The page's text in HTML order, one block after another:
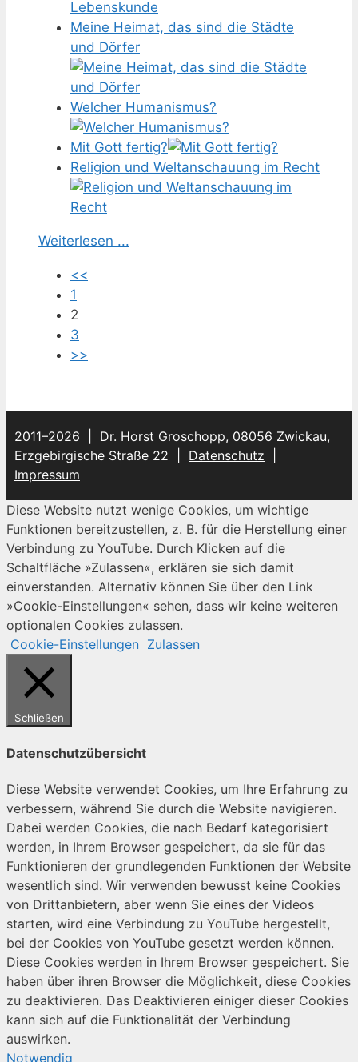
Meine Heimat, das sind die Städte
und Dörfer
Welcher Humanismus?
Mit Gott fertig?
Religion und Weltanschauung im Recht
Weiterlesen ...
<<
1
2
3
>>
2011–2026 | Dr. Horst Groschopp, 08056 Zwickau,
Erzgebirgische Straße 22 | Datenschutz
Impressum
Diese Website nutzt wenige Cookies, um wichtige
Funktionen bereitzustellen, z. B. für die Herstellung einer
Verbindung zu YouTube. Durch Klicken auf die
Schaltfläche »Zulassen«, erklären sie sich damit
einverstanden. Alternativ können Sie über den Link
»Cookie-Einstellungen« sehen, dass wir keine weiteren
optionalen Cookies zulassen.
Cookie-Einstellungen Zulassen
Schließen
Datenschutzübersicht
Diese Website verwendet Cookies, um Ihre Erfahrung zu
verbessern, während Sie durch die Website navigieren.
Dabei werden Cookies, die nach Bedarf kategorisiert
werden, in Ihrem Browser gespeichert, da sie für das
Funktionieren der grundlegenden Funktionen der Website
wesentlich sind. Wir verwenden bewusst keine Cookies
von Drittanbietern, aber wenn Sie eines der Videos
starten, wird eine Verbindung zu YouTube hergestellt,
bei der Cookies von YouTube gesetzt werden können.
Diese Cookies werden in Ihrem Browser gespeichert. Sie
haben über ihren Browser die Möglichkeit, diese Cookies
zu deaktivieren. Das Deaktivieren einiger dieser Cookies
kann sich auf die Funktionalität der Verbindung
auswirken.
Notwendig